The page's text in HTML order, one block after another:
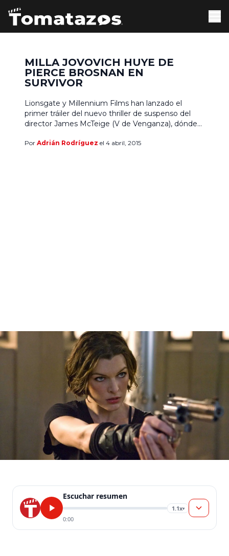
MILLA JOVOVICH HUYE DE
PIERCE BROSNAN EN
SURVIVOR
Lionsgate y Millennium Films han lanzado el
primer tráiler del nuevo thriller de suspenso del
director James McTeige (V de Venganza), dónde
Departamento de Estado recién ubicada en la
Por Adrián Rodríguez el 4 abril, 2015
Escuchar resumen
1.1x▾
0:00